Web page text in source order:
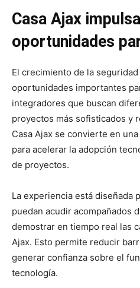
Casa Ajax
oportunidades
El crecimiento de la
oportunidades importantes
integradores que buscan
proyectos más sofisticados y
Casa Ajax se convierte en
para acelerar la adopción
de proyectos.
La experiencia está diseñada
puedan acudir acompañados
demostrar en tiempo real las
Ajax. Esto permite reducir
generar confianza sobre el
tecnología.